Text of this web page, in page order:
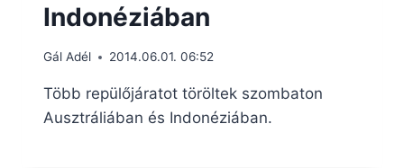
Indonéziában
Gál Adél 2014.06.01. 06:52
Több repülőjáratot töröltek szombaton
Ausztráliában és Indonéziában.